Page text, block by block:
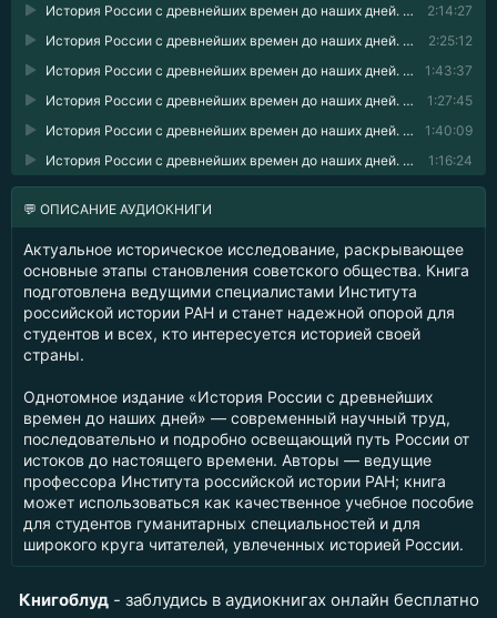
2:14:27
История России с древнейших времен до наших дней. Книга 10. Становление советского общества 01
2:25:12
История России с древнейших времен до наших дней. Книга 10. Становление советского общества 02
1:43:37
История России с древнейших времен до наших дней. Книга 10. Становление советского общества 03
1:27:45
История России с древнейших времен до наших дней. Книга 10. Становление советского общества 04
1:40:09
История России с древнейших времен до наших дней. Книга 10. Становление советского общества 05
1:16:24
История России с древнейших времен до наших дней. Книга 10. Становление советского общества 06
💬 ОПИСАНИЕ АУДИОКНИГИ
Актуальное историческое исследование, раскрывающее
основные этапы становления советского общества. Книга
подготовлена ведущими специалистами Института
российской истории РАН и станет надежной опорой для
студентов и всех, кто интересуется историей своей
страны.
Однотомное издание «История России с древнейших
времен до наших дней» — современный научный труд,
последовательно и подробно освещающий путь России от
истоков до настоящего времени. Авторы — ведущие
профессора Института российской истории РАН; книга
может использоваться как качественное учебное пособие
для студентов гуманитарных специальностей и для
широкого круга читателей, увлеченных историей России.
Книгоблуд- заблудись в аудиокнигах онлайн бесплатно